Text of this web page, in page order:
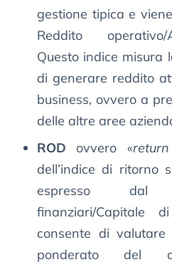
gestione tipica e
Reddito operativo/
Questo indice misura
di generare reddito
business, ovvero a
delle altre aree
ROD ovvero «
dell’indice di ritorno
espresso dal
finanziari/Capitale
consente di
ponderato del